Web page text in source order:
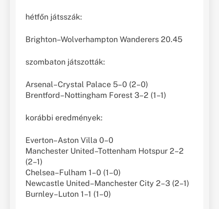
hétfőn játsszák:
Brighton–Wolverhampton Wanderers 20.45
szombaton játszották:
Arsenal–Crystal Palace 5–0 (2–0)
Brentford–Nottingham Forest 3–2 (1–1)
korábbi eredmények:
Everton–Aston Villa 0–0
Manchester United–Tottenham Hotspur 2–2
(2–1)
Chelsea–Fulham 1–0 (1–0)
Newcastle United–Manchester City 2–3 (2–1)
Burnley–Luton 1–1 (1–0)